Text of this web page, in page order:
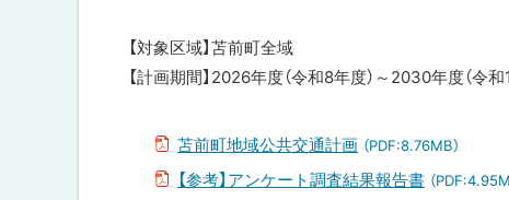
【対象区域】苫前町全域
【計画期間】2026年度（令和8年度）～2030年度（令和
苫前町地域公共交通計画 （PDF:8.76MB）
【参考】アンケート調査結果報告書 （